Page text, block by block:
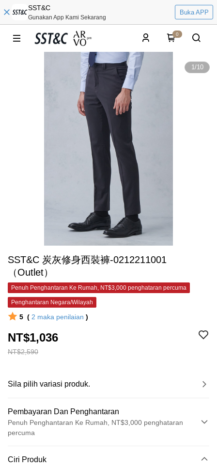
SST&C
Gunakan App Kami Sekarang
Buka APP
0
1/10
SST&C 炭灰修身西裝褲-0212211001
（Outlet）
Penuh Penghantaran Ke Rumah, NT$3,000 penghataran percuma
Penghantaran Negara/Wilayah
5 ( 2 maka penilaian )
NT$2,590
NT$1,036
Sila pilih variasi produk.
Pembayaran Dan Penghantaran
Penuh Penghantaran Ke Rumah, NT$3,000 penghataran
percuma
Kad Kredit (Bayaran Penuh)
Ciri Produk